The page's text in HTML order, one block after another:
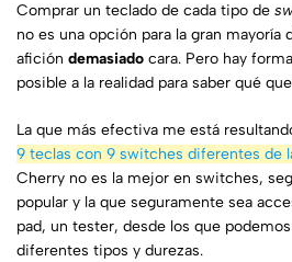
Comprar un teclado de cada tipo de
no es una opción para la gran mayoría
afición demasiado cara. Pero hay
posible a la realidad para saber qué
La que más efectiva me está
9 teclas con 9 switches diferentes de
Cherry no es la mejor en switches,
popular y la que seguramente sea
pad, un tester, desde los que
diferentes tipos y durezas.